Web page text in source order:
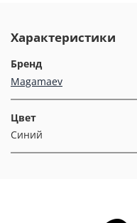
Характеристики
Бренд
Magamaev
Цвет
Синий